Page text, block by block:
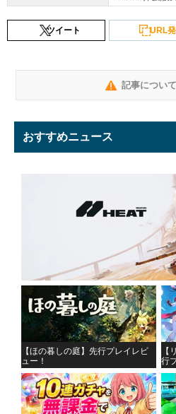
ツイート URL
記事につい
おすすめニュース
【ほの暮しの庭】先行プレイレビ
ュー！
【
行